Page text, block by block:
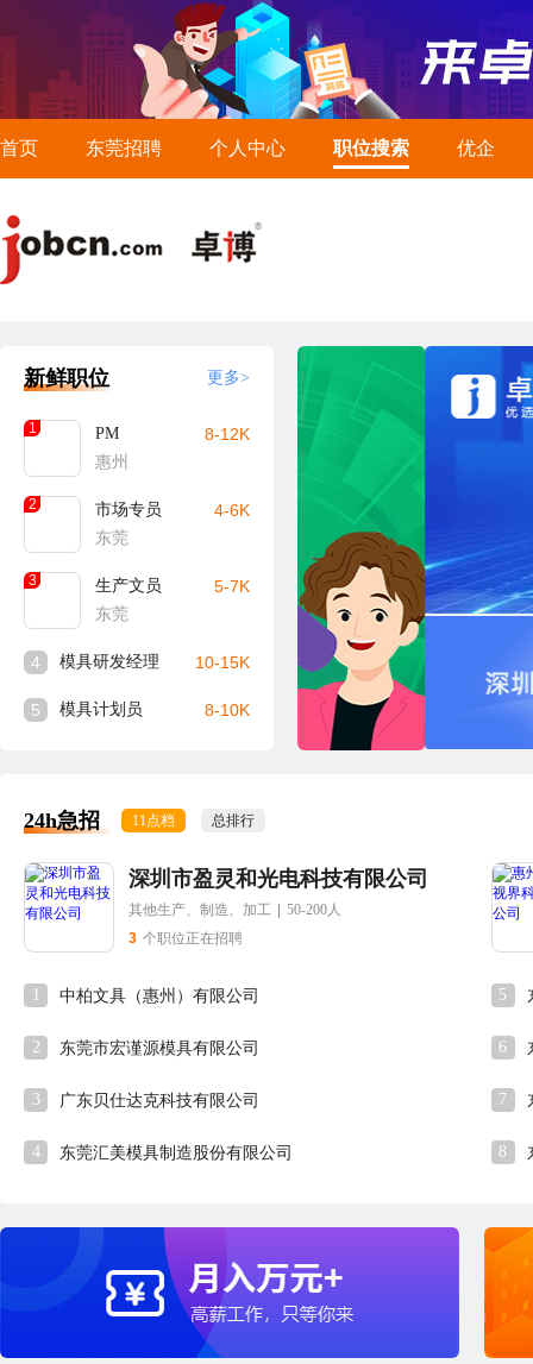
首页 东莞招聘 个人中心 职位搜索 优企
新鲜职位 更多>
1
PM
惠州
8-12K
2
市场专员
东莞
4-6K
3
生产文员
东莞
5-7K
4 模具研发经理 10-15K
5 模具计划员 8-10K
24h急招 11点档 总排行
深圳市盈灵和光电科技有限公司
其他生产、制造、加工
50-200人
3 个职位正在招聘
1 中柏文具（惠州）有限公司
2 东莞市宏谨源模具有限公司
3 广东贝仕达克科技有限公司
4 东莞汇美模具制造股份有限公司
5
6
7
8